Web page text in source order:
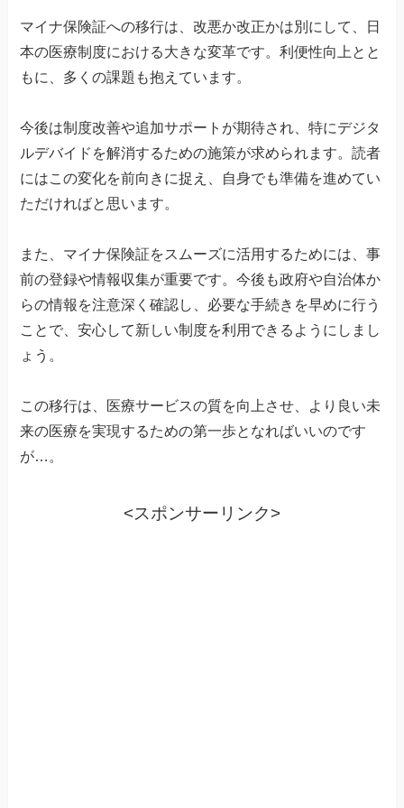
マイナ保険証への移行は、改悪か改正かは別にして、日
本の医療制度における大きな変革です。利便性向上とと
もに、多くの課題も抱えています。
今後は制度改善や追加サポートが期待され、特にデジタ
ルデバイドを解消するための施策が求められます。読者
にはこの変化を前向きに捉え、自身でも準備を進めてい
ただければと思います。
また、マイナ保険証をスムーズに活用するためには、事
前の登録や情報収集が重要です。今後も政府や自治体か
らの情報を注意深く確認し、必要な手続きを早めに行う
ことで、安心して新しい制度を利用できるようにしまし
ょう。
この移行は、医療サービスの質を向上させ、より良い未
来の医療を実現するための第一歩となればいいのです
が…。
<スポンサーリンク>